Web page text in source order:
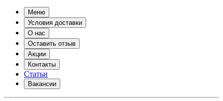
Меню
Условия доставки
О нас
Оставить отзыв
Акции
Контакты
Статьи
Вакансии